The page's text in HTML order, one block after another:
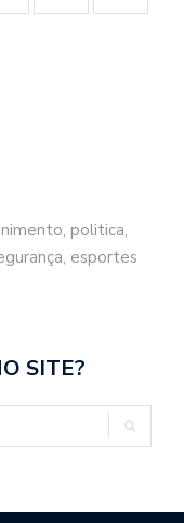
politica,
esportes
SITE?